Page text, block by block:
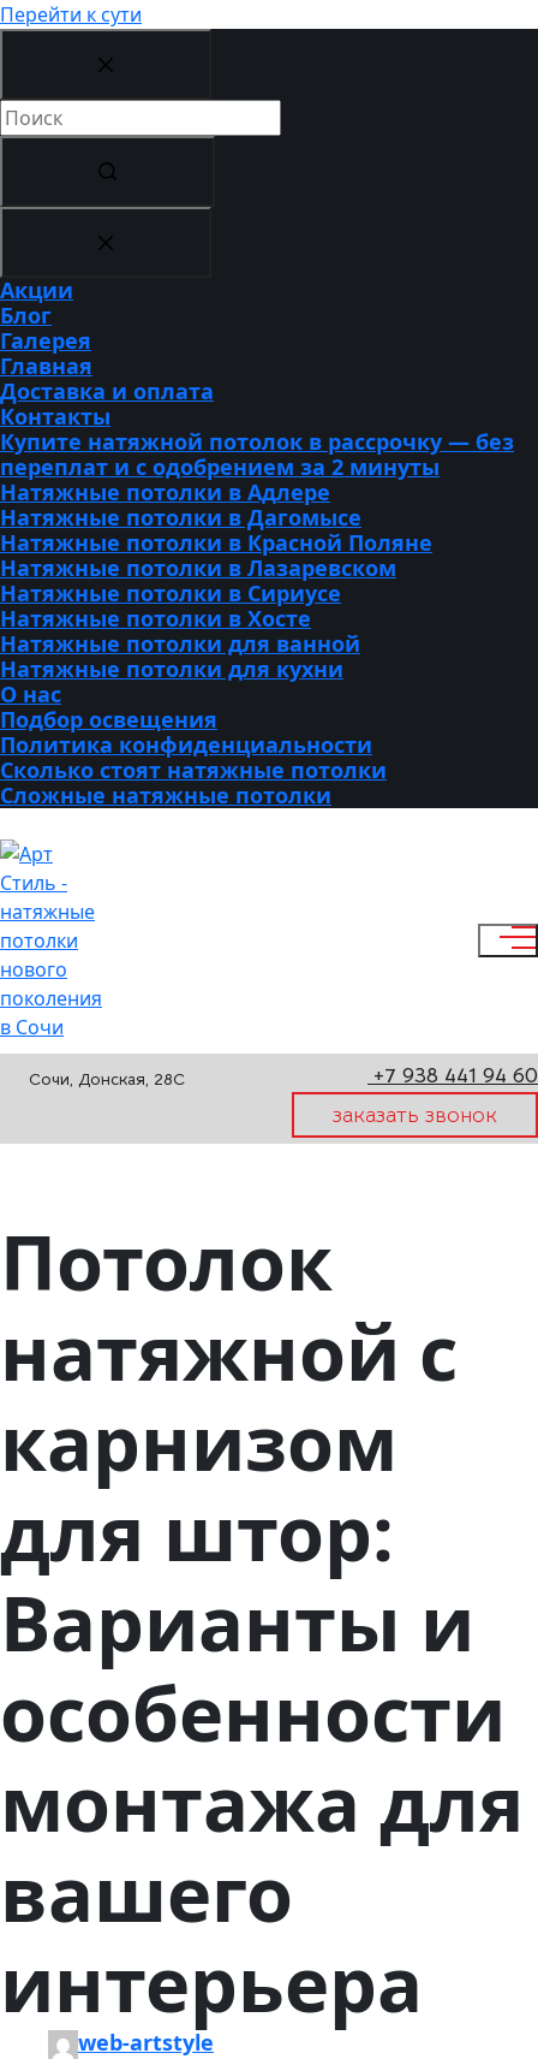
Перейти к сути
найдено
Акции
Блог
Галерея
Главная
Доставка и оплата
Контакты
Купите натяжной потолок в рассрочку — без
переплат и с одобрением за 2 минуты
Натяжные потолки в Адлере
Натяжные потолки в Дагомысе
Натяжные потолки в Красной Поляне
Натяжные потолки в Лазаревском
Натяжные потолки в Сириусе
Натяжные потолки в Хосте
Натяжные потолки для ванной
Натяжные потолки для кухни
О нас
Подбор освещения
Политика конфиденциальности
Сколько стоят натяжные потолки
Сложные натяжные потолки
Сочи, Донская, 28С
+7 938 441 94 60
заказать звонок
Потолок
натяжной с
карнизом
для штор:
Варианты и
особенности
монтажа для
вашего
интерьера
web-artstyle